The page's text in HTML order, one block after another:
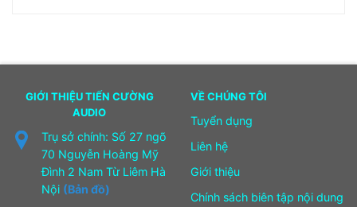
GIỚI THIỆU TIẾN CƯỜNG
AUDIO
Trụ sở chính: Số 27 ngõ
70 Nguyễn Hoàng Mỹ
Đình 2 Nam Từ Liêm Hà
Nội (Bản đồ)
VỀ CHÚNG TÔI
Tuyển dụng
Liên hệ
Giới thiệu
Chính sách biên tập nội dung